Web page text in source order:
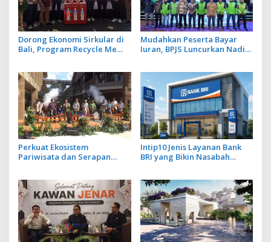
Dorong Ekonomi Sirkular di
Bali, Program Recycle Me
Mudahkan Peserta Bayar
Iuran, BPJS Luncurkan Nadi
Perkuat Ekosistem
Pariwisata dan Serapan
KEK Kura Kura
Intip10 Jenis Layanan Bank
BRI yang Bikin Nasabah